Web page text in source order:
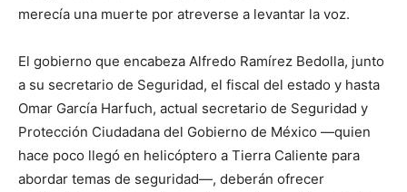
merecía una muerte por atreverse a levantar la voz.
El gobierno que encabeza Alfredo Ramírez Bedolla, junto
a su secretario de Seguridad, el fiscal del estado y hasta
Omar García Harfuch, actual secretario de Seguridad y
Protección Ciudadana del Gobierno de México —quien
hace poco llegó en helicóptero a Tierra Caliente para
abordar temas de seguridad—, deberán ofrecer